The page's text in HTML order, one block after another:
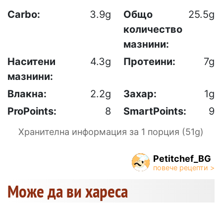
Carbo: 3.9g
Общо
количество
мазнини:
25.5g
Наситени
мазнини:
4.3g Протеини: 7g
Влакна: 2.2g Захар:
1g
ProPoints:
8 SmartPoints: 9
Хранителна информация за 1 порция (51g)
Petitchef_BG
Може да ви хареса